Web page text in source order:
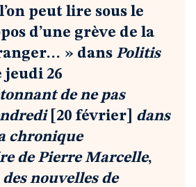
peut lire sous le
d’une grève de la
» dans Politis
jeudi 26
de ne pas
[20 février] dans
chronique
de Pierre Marcelle,
nouvelles de